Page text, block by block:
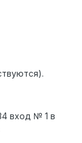
вход № 1 в